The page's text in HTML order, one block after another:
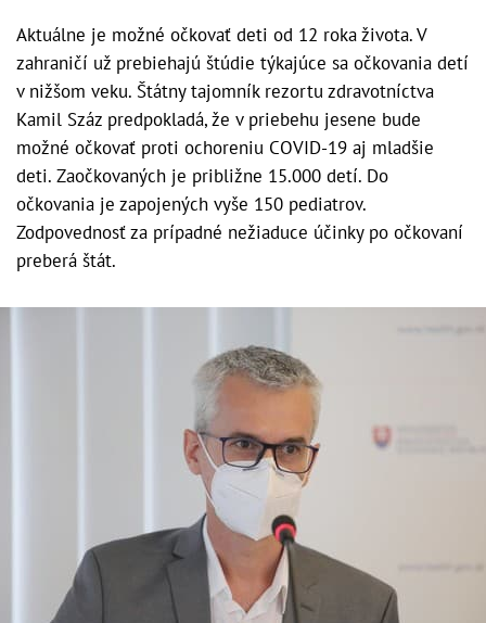
Aktuálne je možné očkovať deti od 12 roka života. V
zahraničí už prebiehajú štúdie týkajúce sa očkovania detí
v nižšom veku. Štátny tajomník rezortu zdravotníctva
Kamil Száz predpokladá, že v priebehu jesene bude
možné očkovať proti ochoreniu COVID-19 aj mladšie
deti. Zaočkovaných je približne 15.000 detí. Do
očkovania je zapojených vyše 150 pediatrov.
Zodpovednosť za prípadné nežiaduce účinky po očkovaní
preberá štát.